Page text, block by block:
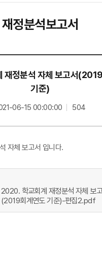
재정분석보고서
재정분석 자체 보고서
기준)
06-15 00:00:00 504
자체 보고서 입니다.
2020. 학교회계 재정분석 자체 보
(2019회계연도 기준)-편집2.pdf